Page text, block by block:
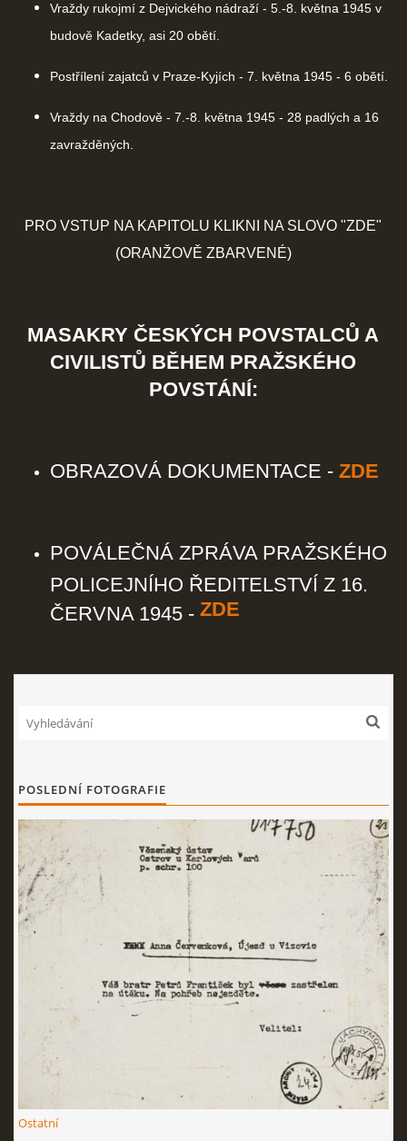
Vraždy rukojmí z Dejvického nádraží - 5.-8. května 1945 v
budově Kadetky, asi 20 obětí.
Postřílení zajatců v Praze-Kyjích - 7. května 1945 - 6 obětí.
Vraždy na Chodově - 7.-8. května 1945 - 28 padlých a 16
zavražděných.
PRO VSTUP NA KAPITOLU KLIKNI NA SLOVO "ZDE"
(ORANŽOVĚ ZBARVENÉ)
MASAKRY ČESKÝCH POVSTALCŮ A
CIVILISTŮ BĚHEM PRAŽSKÉHO
POVSTÁNÍ:
OBRAZOVÁ DOKUMENTACE - ZDE
POVÁLEČNÁ ZPRÁVA PRAŽSKÉHO
POLICEJNÍHO ŘEDITELSTVÍ Z 16.
ČERVNA 1945 - ZDE
POSLEDNÍ FOTOGRAFIE
Ostatní